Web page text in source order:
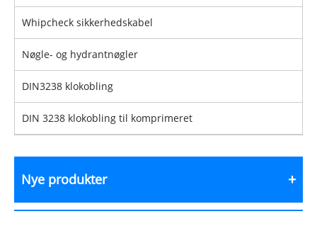
Whipcheck sikkerhedskabel
Nøgle- og hydrantnøgler
DIN3238 klokobling
DIN 3238 klokobling til komprimeret
Nye produkter